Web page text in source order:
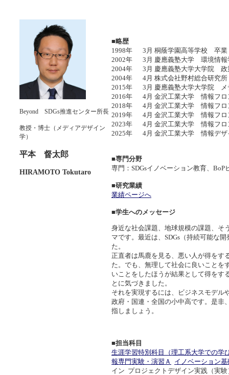
Beyond SDGs推進センター所長
教授・博士（メディアデザイン
学）
平本 督太郎
HIRAMOTO Tokutaro
■略歴
1998年
3月 桐蔭学園高等学校 卒業
2002年
3月 慶應義塾大学 環境情
2004年
3月 慶應義塾大学大学院
2004年
4月 株式会社野村総合研究
2015年
3月 慶應義塾大学大学院
2016年
4月 金沢工業大学 情報フ
2018年
4月 金沢工業大学 情報フ
2019年
4月 金沢工業大学 情報フ
2023年
4月 金沢工業大学 情報フ
2025年
4月 金沢工業大学 情報デ
■専門分野
専門：SDGsイノベーション教育、BoP
■研究業績
業績ページへ
■学生へのメッセージ
身近な社会課題、地球規模の課題、そ
マです。最近は、SDGs（持続可能な
た。
正直者は馬鹿を見る、悪い人が得をす
た。でも、無理して社会に良いことを
いことをしたほうが結果として得をす
とに気づきました。
それを実現するには、ビジネスモデル
政府・国連・全国の小中高です。是非
指しましょう。
■担当科目
生涯学習特別科目（理工系大学での学
報専門実験・演習Ａ
イノベーション基
イン プロジェクトデザイン実践（実